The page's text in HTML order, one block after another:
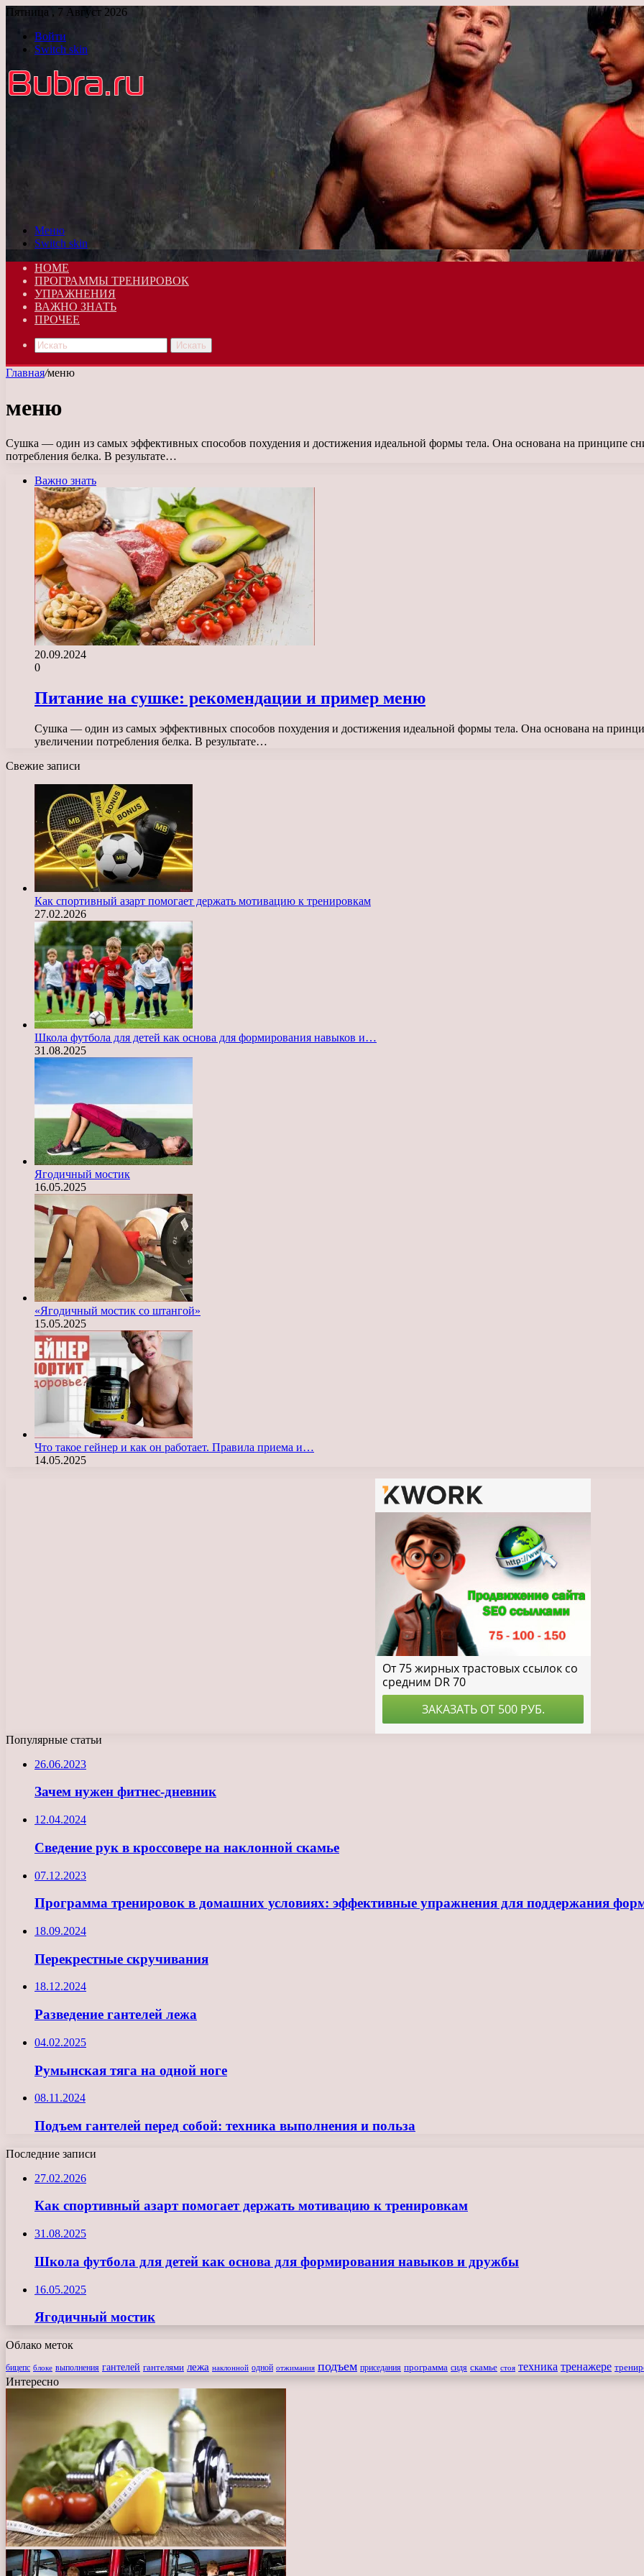
Пятница , 7 Август 2026
Войти
Switch skin
Меню
Switch skin
HOME
ПРОГРАММЫ ТРЕНИРОВОК
УПРАЖНЕНИЯ
ВАЖНО ЗНАТЬ
ПРОЧЕЕ
Искать
Главная/меню
меню
Сушка — один из самых эффективных способов похудения и достижения идеальной формы тела. Она основана на принципе
потребления белка. В результате…
Важно знать
20.09.2024
0
Питание на сушке: рекомендации и пример меню
Сушка — один из самых эффективных способов похудения и достижения идеальной формы тела. Она основана на
увеличении потребления белка. В результате…
Свежие записи
Как спортивный азарт помогает держать мотивацию к тренировкам
27.02.2026
Школа футбола для детей как основа для формирования навыков и…
31.08.2025
Ягодичный мостик
16.05.2025
«Ягодичный мостик со штангой»
15.05.2025
Что такое гейнер и как он работает. Правила приема и…
14.05.2025
Популярные статьи
26.06.2023
Зачем нужен фитнес-дневник
12.04.2024
Сведение рук в кроссовере на наклонной скамье
07.12.2023
Программа тренировок в домашних условиях: эффективные упражнения для поддержания
18.09.2024
Перекрестные скручивания
18.12.2024
Разведение гантелей лежа
04.02.2025
Румынская тяга на одной ноге
08.11.2024
Подъем гантелей перед собой: техника выполнения и польза
Последние записи
27.02.2026
Как спортивный азарт помогает держать мотивацию к тренировкам
31.08.2025
Школа футбола для детей как основа для формирования навыков и дружбы
16.05.2025
Ягодичный мостик
Облако меток
бицепс блоке выполнения гантелей гантелями лежа наклонной одной отжимания подъем приседания программа сидя скамье стоя техника тренажере
Интересно